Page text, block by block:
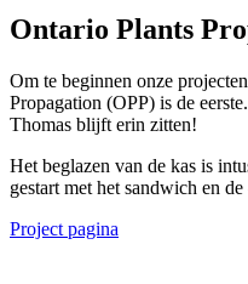
Ontario Plants
Om te beginnen onze
Propagation (OPP) is de
Thomas blijft erin zitten!
Het beglazen van de kas is
gestart met het sandwich en de
Project pagina